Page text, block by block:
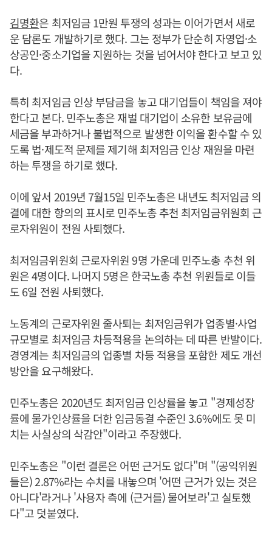
김명환은 최저임금 1만원 투쟁의 성과는 이어가면서 새로
운 담론도 개발하기로 했다. 그는 정부가 단순히 자영업·소
상공인·중소기업을 지원하는 것을 넘어서야 한다고 보고 있
다.
특히 최저임금 인상 부담금을 놓고 대기업들이 책임을 져야
한다고 본다. 민주노총은 재벌 대기업이 소유한 보유금에
세금을 부과하거나 불법적으로 발생한 이익을 환수할 수 있
도록 법·제도적 문제를 제기해 최저임금 인상 재원을 마련
하는 투쟁을 하기로 했다.
이에 앞서 2019년 7월15일 민주노총은 내년도 최저임금 의
결에 대한 항의의 표시로 민주노총 추천 최저임금위원회 근
로자위원이 전원 사퇴했다.
최저임금위원회 근로자위원 9명 가운데 민주노총 추천 위
원은 4명이다. 나머지 5명은 한국노총 추천 위원들로 이들
도 6일 전원 사퇴했다.
노동계의 근로자위원 줄사퇴는 최저임금위가 업종별·사업
규모별로 최저임금 차등적용을 논의하는 데 따른 반발이다.
경영계는 최저임금의 업종별 차등 적용을 포함한 제도 개선
방안을 요구해왔다.
민주노총은 2020년도 최저임금 인상률을 놓고 "경제성장
률에 물가인상률을 더한 임금동결 수준인 3.6%에도 못 미
치는 사실상의 삭감안"이라고 주장했다.
민주노총은 "이런 결론은 어떤 근거도 없다"며 "(공익위원
들은) 2.87%라는 수치를 내놓으며 '어떤 근거가 있는 것은
아니다'라거나 '사용자 측에 (근거를) 물어보라'고 실토했
다"고 덧붙였다.